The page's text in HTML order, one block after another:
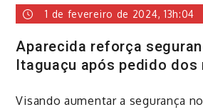
1 de fevereiro de 2024, 13h:04
Aparecida reforça
Itaguaçu após pedido dos
Visando aumentar a segurança